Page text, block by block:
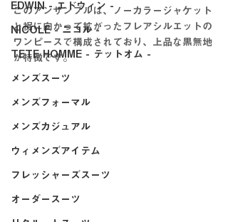
EDWIN - エドウィン -
NICOLE - ニコル -
TETE HOMME - テットオム -
メンズスーツ
メンズフォーマル
メンズカジュアル
ウィメンズアイテム
フレッシャーズスーツ
オーダースーツ
このアンサンブルは、ノーカラージャケット
と裾に向かって拡がったフレアシルエットの
ワンピースで構成されており、上品な黒無地
が特徴です。